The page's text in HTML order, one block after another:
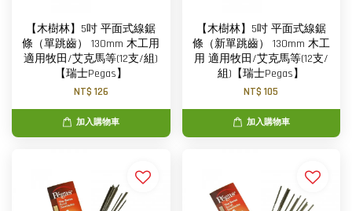
【木樹林】5吋 平面式線鋸
條（單跳齒） 130mm 木工用
適用牧田/艾克馬等(12支/組)
【瑞士Pegas】
NT$ 126
加入購物車
【木樹林】5吋 平面式線鋸
條（新單跳齒） 130mm 木工
用 適用牧田/艾克馬等(12支/
組)【瑞士Pegas】
NT$ 105
加入購物車